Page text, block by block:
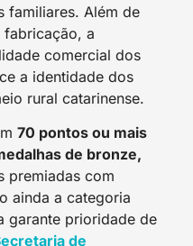
familiares. Além de
fabricação, a
comercial dos
a identidade dos
rural catarinense.
70 pontos ou mais
de bronze,
premiadas com
ainda a categoria
garante prioridade de
de